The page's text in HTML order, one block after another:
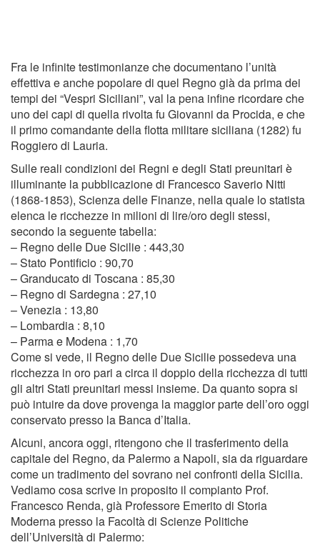
Fra le infinite testimonianze che documentano l’unità
effettiva e anche popolare di quel Regno già da prima dei
tempi dei “Vespri Siciliani”, val la pena infine ricordare che
uno dei capi di quella rivolta fu Giovanni da Procida, e che
il primo comandante della flotta militare siciliana (1282) fu
Roggiero di Lauria.
Sulle reali condizioni dei Regni e degli Stati preunitari è
illuminante la pubblicazione di Francesco Saverio Nitti
(1868-1853), Scienza delle Finanze, nella quale lo statista
elenca le ricchezze in milioni di lire/oro degli stessi,
secondo la seguente tabella:
– Regno delle Due Sicilie : 443,30
– Stato Pontificio : 90,70
– Granducato di Toscana : 85,30
– Regno di Sardegna : 27,10
– Venezia : 13,80
– Lombardia : 8,10
– Parma e Modena : 1,70
Come si vede, il Regno delle Due Sicilie possedeva una
ricchezza in oro pari a circa il doppio della ricchezza di tutti
gli altri Stati preunitari messi insieme. Da quanto sopra si
può intuire da dove provenga la maggior parte dell’oro oggi
conservato presso la Banca d’Italia.
Alcuni, ancora oggi, ritengono che il trasferimento della
capitale del Regno, da Palermo a Napoli, sia da riguardare
come un tradimento del sovrano nei confronti della Sicilia.
Vediamo cosa scrive in proposito il compianto Prof.
Francesco Renda, già Professore Emerito di Storia
Moderna presso la Facoltà di Scienze Politiche
dell’Università di Palermo: